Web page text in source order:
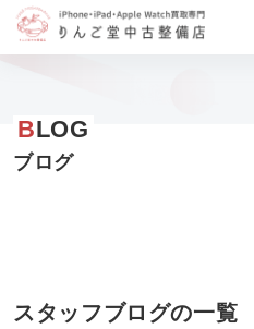
ン
ッ
BLOG
ブログ
スタッフブログの一覧